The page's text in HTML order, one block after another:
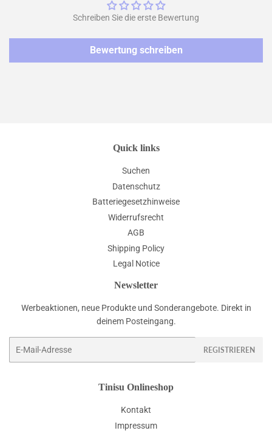
Schreiben Sie die erste Bewertung
Bewertung schreiben
Quick links
Suchen
Datenschutz
Batteriegesetzhinweise
Widerrufsrecht
AGB
Shipping Policy
Legal Notice
Newsletter
Werbeaktionen, neue Produkte und Sonderangebote. Direkt in
deinem Posteingang.
REGISTRIEREN
Tinisu Onlineshop
Kontakt
Impressum